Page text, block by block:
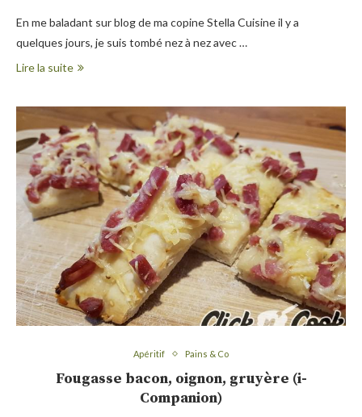
En me baladant sur blog de ma copine Stella Cuisine il y a
quelques jours, je suis tombé nez à nez avec …
Lire la suite
Apéritif Pains & Co
Fougasse bacon, oignon, gruyère (i-
Companion)